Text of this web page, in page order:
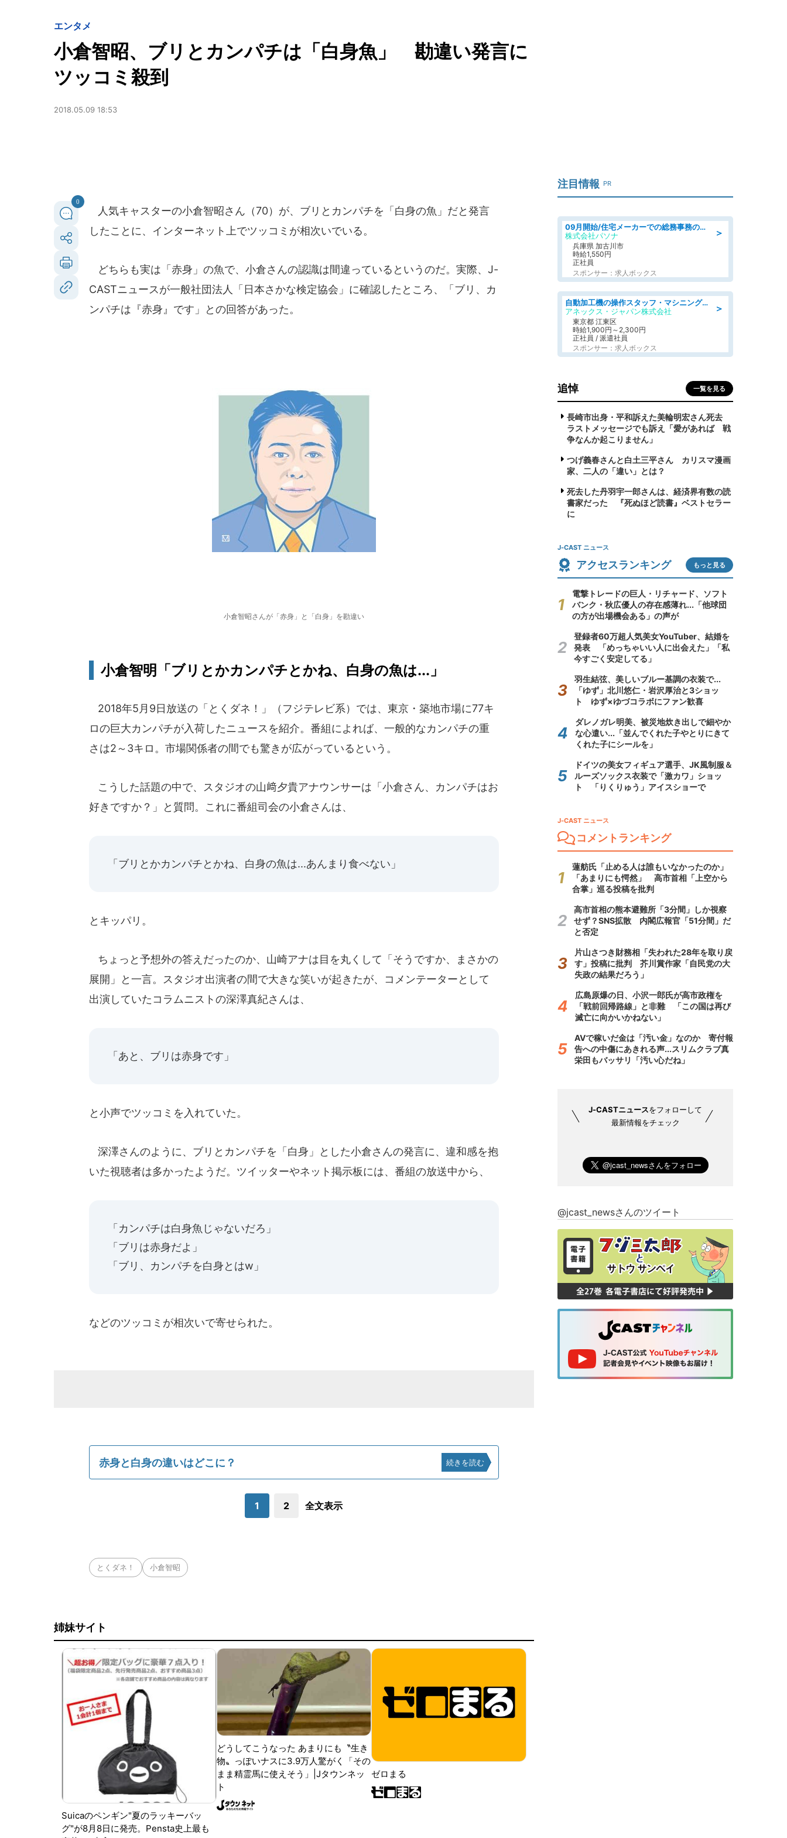
エンタメ
小倉智昭、ブリとカンパチは「白身魚」 勘違い発言に
ツッコミ殺到
2018.05.09 18:53
0
人気キャスターの小倉智昭さん（70）が、ブリとカンパチを「白身の魚」だと発言
したことに、インターネット上でツッコミが相次いでいる。
どちらも実は「赤身」の魚で、小倉さんの認識は間違っているというのだ。実際、J-
CASTニュースが一般社団法人「日本さかな検定協会」に確認したところ、「ブリ、カ
ンパチは『赤身』です」との回答があった。
小倉智昭さんが「赤身」と「白身」を勘違い
小倉智明「ブリとかカンパチとかね、白身の魚は...」
2018年5月9日放送の「とくダネ！」（フジテレビ系）では、東京・築地市場に77キ
ロの巨大カンパチが入荷したニュースを紹介。番組によれば、一般的なカンパチの重
さは2～3キロ。市場関係者の間でも驚きが広がっているという。
こうした話題の中で、スタジオの山﨑夕貴アナウンサーは「小倉さん、カンパチはお
好きですか？」と質問。これに番組司会の小倉さんは、
「ブリとかカンパチとかね、白身の魚は...あんまり食べない」
とキッパリ。
ちょっと予想外の答えだったのか、山崎アナは目を丸くして「そうですか、まさかの
展開」と一言。スタジオ出演者の間で大きな笑いが起きたが、コメンテーターとして
出演していたコラムニストの深澤真紀さんは、
「あと、ブリは赤身です」
と小声でツッコミを入れていた。
深澤さんのように、ブリとカンパチを「白身」とした小倉さんの発言に、違和感を抱
いた視聴者は多かったようだ。ツイッターやネット掲示板には、番組の放送中から、
「カンパチは白身魚じゃないだろ」
「ブリは赤身だよ」
「ブリ、カンパチを白身とはw」
などのツッコミが相次いで寄せられた。
赤身と白身の違いはどこに？ 続きを読む
1 2 全文表示
とくダネ！ 小倉智昭
姉妹サイト
Suicaのペンギン"夏のラッキーバッ
グ"が8月8日に発売。Pensta史上最も
どうしてこうなった あまりにも〝生き
物〟っぽいナスに3.9万人驚がく「その
まま精霊馬に使えそう」|Jタウンネッ
ト
ゼロまる
注目情報 PR
＞
09月開始/住宅メーカーでの総務事務のお仕事/駅近/車通勤可/一般事務/人事労務
株式会社パソナ
兵庫県 加古川市
時給1,550円
正社員
スポンサー：求人ボックス
＞
自動加工機の操作スタッフ・マシニングセンタ/工業系卒歓迎/未経験OK/年間休日125日/ブランクOK/交通費支給
アネックス・ジャパン株式会社
東京都 江東区
時給1,900円～2,300円
正社員 / 派遣社員
スポンサー：求人ボックス
追悼 一覧を見る
長崎市出身・平和訴えた美輪明宏さん死去
ラストメッセージでも訴え「愛があれば 戦
争なんか起こりません」
つげ義春さんと白土三平さん カリスマ漫画
家、二人の「違い」とは？
死去した丹羽宇一郎さんは、経済界有数の読
書家だった 『死ぬほど読書』ベストセラー
に
J-CAST ニュース
アクセスランキング もっと見る
電撃トレードの巨人・リチャード、ソフト
バンク・秋広優人の存在感薄れ...「他球団
の方が出場機会ある」の声が
登録者60万超人気美女YouTuber、結婚を
発表 「めっちゃいい人に出会えた」「私
今すごく安定してる」
羽生結弦、美しいブルー基調の衣装で...
「ゆず」北川悠仁・岩沢厚治と3ショッ
ト ゆず×ゆづコラボにファン歓喜
ダレノガレ明美、被災地炊き出しで細やか
な心遣い...「並んでくれた子やとりにきて
くれた子にシールを」
ドイツの美女フィギュア選手、JK風制服＆
ルーズソックス衣装で「激カワ」ショッ
ト 「りくりゅう」アイスショーで
J-CAST ニュース
コメントランキング
蓮舫氏「止める人は誰もいなかったのか」
「あまりにも愕然」 高市首相「上空から
合掌」巡る投稿を批判
高市首相の熊本避難所「3分間」しか視察
せず？SNS拡散 内閣広報官「51分間」だ
と否定
片山さつき財務相「失われた28年を取り戻
す」投稿に批判 芥川賞作家「自民党の大
失政の結果だろう」
広島原爆の日、小沢一郎氏が高市政権を
「戦前回帰路線」と非難 「この国は再び
滅亡に向かいかねない」
AVで稼いだ金は「汚い金」なのか 寄付報
告への中傷にあきれる声...スリムクラブ真
栄田もバッサリ「汚い心だね」
J-CASTニュースをフォローして
最新情報をチェック
@jcast_newsさんのツイート